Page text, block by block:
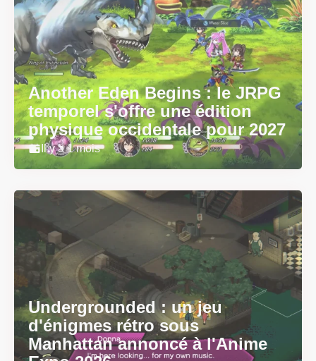
Another Eden Begins : le JRPG
temporel s'offre une édition
physique occidentale pour 2027
Il y a 1 mois
Undergrounded : un jeu
d'énigmes rétro sous
Manhattan annoncé à l'Anime